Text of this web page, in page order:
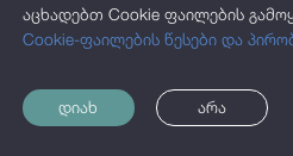
აცხადებთ Cookie ფაილების
Cookie-ფაილების წესები და
დიახ არა